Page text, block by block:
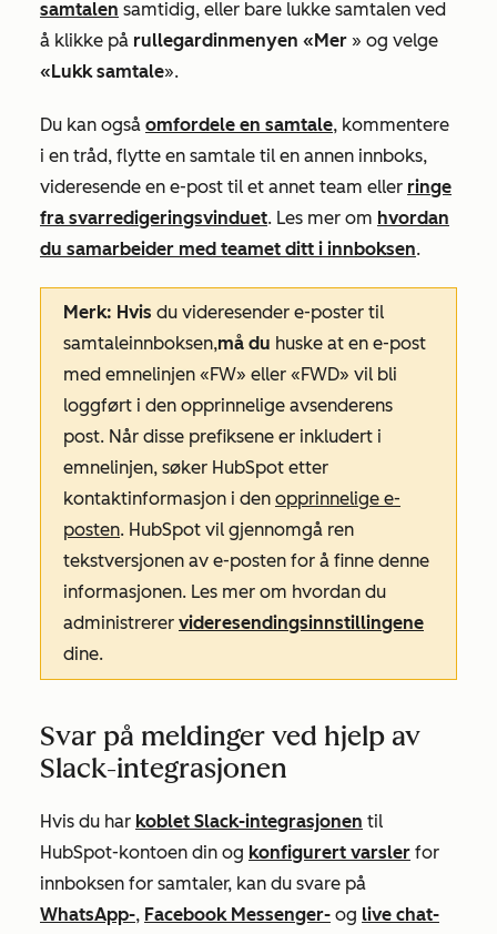
samtalen samtidig, eller bare lukke samtalen ved
å klikke på rullegardinmenyen «Mer » og velge
«Lukk samtale».
Du kan også omfordele en samtale, kommentere
i en tråd, flytte en samtale til en annen innboks,
videresende en e-post til et annet team eller ringe
fra svarredigeringsvinduet. Les mer om hvordan
du samarbeider med teamet ditt i innboksen.
Merk: Hvis du videresender e-poster til
samtaleinnboksen,må du huske at en e-post
med emnelinjen «FW» eller «FWD» vil bli
loggført i den opprinnelige avsenderens
post. Når disse prefiksene er inkludert i
emnelinjen, søker HubSpot etter
kontaktinformasjon i den opprinnelige e-
posten. HubSpot vil gjennomgå ren
tekstversjonen av e-posten for å finne denne
informasjonen. Les mer om hvordan du
administrerer videresendingsinnstillingene
dine.
Svar på meldinger ved hjelp av
Slack-integrasjonen
Hvis du har koblet Slack-integrasjonen til
HubSpot-kontoen din og konfigurert varsler for
innboksen for samtaler, kan du svare på
WhatsApp-, Facebook Messenger- og live chat-